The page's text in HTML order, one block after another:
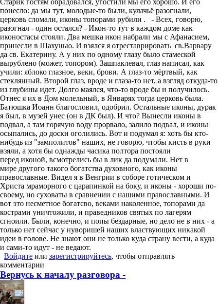
Старик гостям обрадовался, угостили мы его хорошо. И его
понесло: да мы тут, молодые-то были, кулачьё разогнали,
церковь сломали, иконы топорами рубили . - Всех, говорю,
разогнал - один остался? - Икон-то тут в каждом доме как
иконостасы стояли. Два мешка икон набрали мы с Афанасием,
принесли в Шахунью. И взялся я отреставрировать св.Варвару
да св. Екатерину. А у них по одному глазу было стамеской
вырублено (может, топором). Зашпаклевал, глаз написал, как
учили: яблоко глазное, веки, брови. А глаз-то мёртвый, как
стеклянный. Второй глаз, вроде и глаза-то нет, а взгляд откуда-то
из глубины идет. Долго маялся, что-то вроде бы и получилось.
Отнес я их в Дом молельный, в Январях тогда церковь была.
Батюшка Иоанн благословил, одобрил. Остальные иконы, дурак
я был, в музей унес (он в ДК был). И что? Вынесли иконы в
подвал, а там горячую воду прорвало, залило подвал, и иконы
осыпались, до доски оголились. Вот и подумал я: хоть бы кто-
нибудь из "замполитов" наших, не говорю, чтобы кисть в руки
взяли, а хотя бы однажды часика полтора постояли
перед иконой, всмотрелись бы в лик да подумали. Нет в
мире другого такого богатства духовного, как иконы
православные. Видел я в Венгрии в соборе готическом и
Христа мраморного с царапинкой на боку, и иконы - хороши по-
своему, но суховаты в сравнении с нашими православными. И
вот это несметное богатсво, веками наколенное, топорами да
кострами уничтожили, и праведников святых по лагерям
сгноили. Были, конечно, и попы бездарные, но дело не в них - а
только нет сейчас у нуворишей наших властвующих никакой
идеи в голове. Не знают они не только куда страну вести, а куда
и сами-то идут - не ведают.
Войдите или зарегистрируйтесь, чтобы отправлять
комментарии
Вернусь к началу разговора -